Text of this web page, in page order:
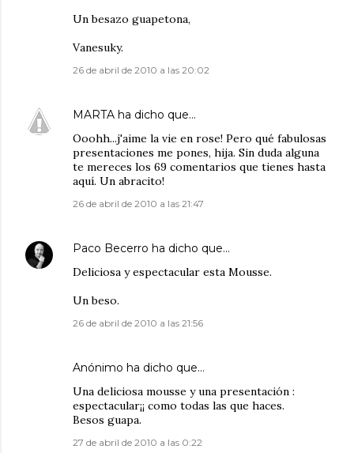
Un besazo guapetona,
Vanesuky.
26 de abril de 2010 a las 20:02
MARTA ha dicho que…
Ooohh...j'aime la vie en rose! Pero qué fabulosas
presentaciones me pones, hija. Sin duda alguna
te mereces los 69 comentarios que tienes hasta
aquí. Un abracito!
26 de abril de 2010 a las 21:47
Paco Becerro ha dicho que…
Deliciosa y espectacular esta Mousse.
Un beso.
26 de abril de 2010 a las 21:56
Anónimo ha dicho que…
Una deliciosa mousse y una presentación :
espectacular¡¡ como todas las que haces.
Besos guapa.
27 de abril de 2010 a las 0:22